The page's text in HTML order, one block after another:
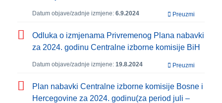
Datum objave/zadnje izmjene: 6.9.2024 Preuzmi
Odluka o izmjenama Privremenog Plana nabavki
za 2024. godinu Centralne izborne komisije BiH
Datum objave/zadnje izmjene: 19.8.2024 Preuzmi
Plan nabavki Centralne izborne komisije Bosne i
Hercegovine za 2024. godinu(za period juli –